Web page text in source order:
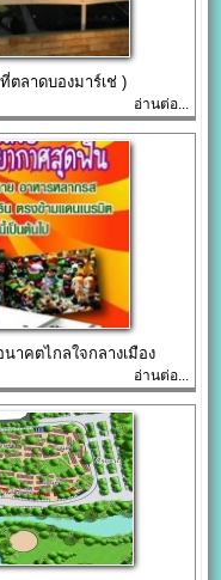
ตลาดบองมาร์เช่ )
อ่านต่อ...
าคตไกลใจกลางเมือง
อ่านต่อ...